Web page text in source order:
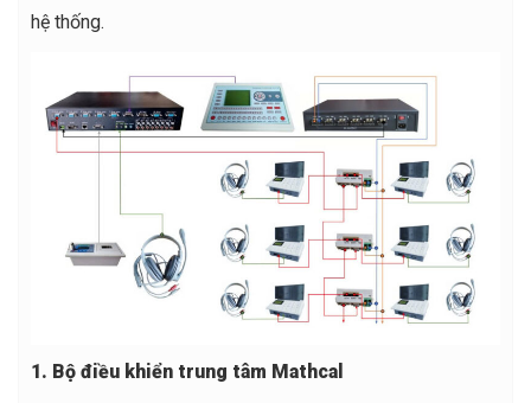
hệ thống.
1. Bộ điều khiển trung tâm Mathcal